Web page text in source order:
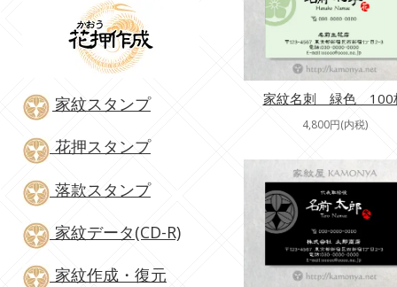
家紋名刺 緑色 100
4,800円(内税)
家紋スタンプ
花押スタンプ
落款スタンプ
家紋データ(CD-R)
家紋作成・復元